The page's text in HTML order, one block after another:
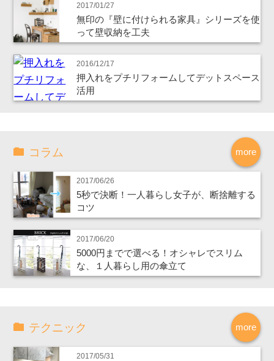
2017/01/27
無印の『壁に付けられる家具』シリーズを使
って壁収納を工夫
2016/12/17
押入れをプチリフォームしてデットスペース
活用
more
コラム
2017/06/26
5秒で決断！一人暮らし女子が、断捨離する
コツ
2017/06/20
5000円までで選べる！オシャレでスリム
な、１人暮らし用の傘立て
more
テクニック
2017/05/31